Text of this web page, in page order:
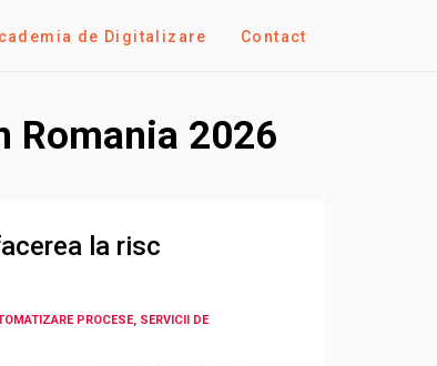
de Digitalizare Contact
Romania 2026
la risc
PROCESE, SERVICII DE